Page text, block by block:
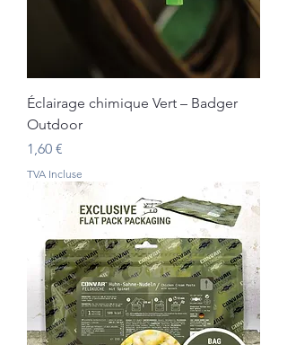
Éclairage chimique Vert – Badger
Outdoor
Prix
1,60 €
TVA Incluse